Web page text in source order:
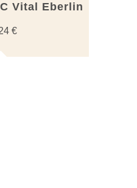
Vital Eberlin
€